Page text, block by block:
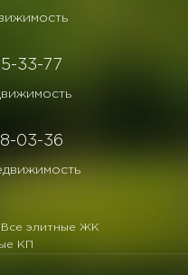
33-77
03-36
Все элитные ЖК
КП